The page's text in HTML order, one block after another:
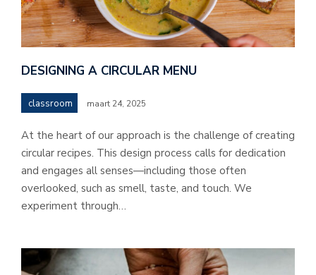
DESIGNING A CIRCULAR MENU
classroom maart 24, 2025
At the heart of our approach is the challenge of creating
circular recipes. This design process calls for dedication
and engages all senses—including those often
overlooked, such as smell, taste, and touch. We
experiment through…